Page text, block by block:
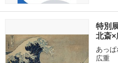
特別
北斎×
あっ
広重